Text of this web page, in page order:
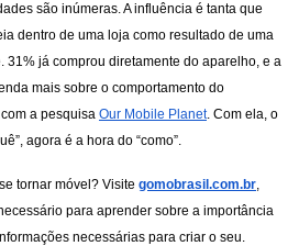
são inúmeras. A influência é tanta que
dentro de uma loja como resultado de uma
31% já comprou diretamente do aparelho, e a
mais sobre o comportamento do
a pesquisa Our Mobile Planet. Com ela, o
agora é a hora do “como”.
tornar móvel? Visite gomobrasil.com.br,
para aprender sobre a importância
necessárias para criar o seu.